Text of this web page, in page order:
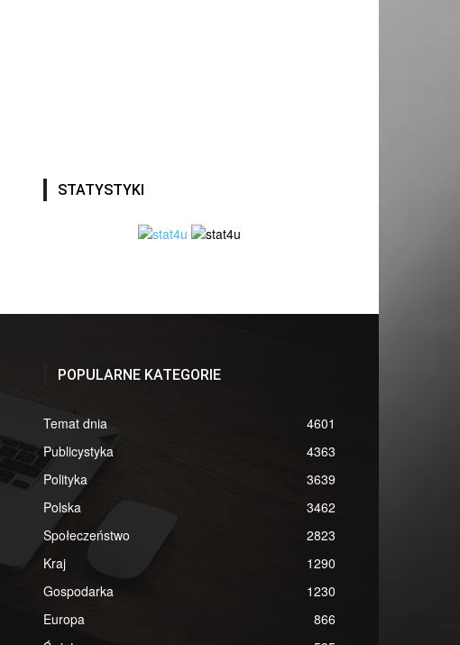
STATYSTYKI
POPULARNE KATEGORIE
Temat dnia
4601
Publicystyka
4363
Polityka
3639
Polska
3462
Społeczeństwo
2823
Kraj
1290
Gospodarka
1230
Europa
866